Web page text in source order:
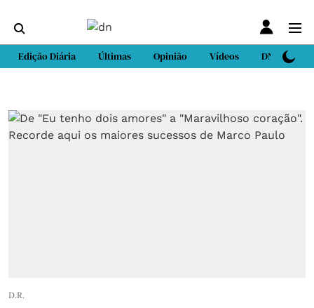
Edição Diária Últimas Opinião Vídeos DN Sport
D.R.